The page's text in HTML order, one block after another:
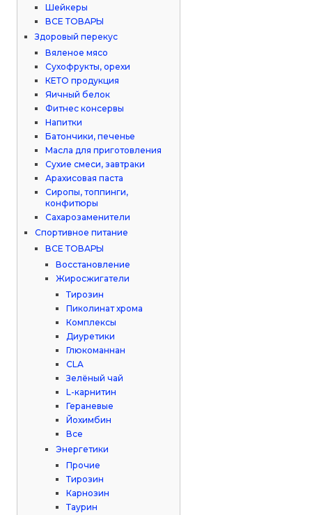
Шейкеры
ВСЕ ТОВАРЫ
Здоровый перекус
Вяленое мясо
Сухофрукты, орехи
КЕТО продукция
Яичный белок
Фитнес консервы
Напитки
Батончики, печенье
Масла для приготовления
Сухие смеси, завтраки
Арахисовая паста
Сиропы, топпинги,
конфитюры
Сахарозаменители
Спортивное питание
ВСЕ ТОВАРЫ
Восстановление
Жиросжигатели
Тирозин
Пиколинат хрома
Комплексы
Диуретики
Глюкоманнан
CLA
Зелёный чай
L-карнитин
Гераневые
Йохимбин
Все
Энергетики
Прочие
Тирозин
Карнозин
Таурин